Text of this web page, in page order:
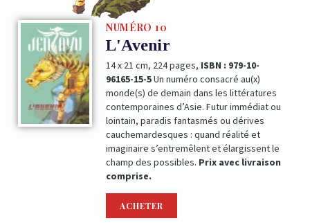
NUMÉRO 10
L'Avenir
14 x 21 cm, 224 pages, ISBN : 979-10-
96165-15-5Un numéro consacré au(x)
monde(s) de demain dans les littératures
contemporaines d’Asie. Futur immédiat ou
lointain, paradis fantasmés ou dérives
cauchemardesques : quand réalité et
imaginaire s’entremêlent et élargissent le
champ des possibles. Prix avec livraison
comprise.
ACHETER